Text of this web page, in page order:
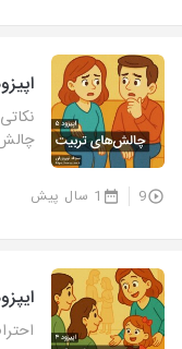
اپیزود ۵ -
9 1 سال پیش
ایپزود ۴ -